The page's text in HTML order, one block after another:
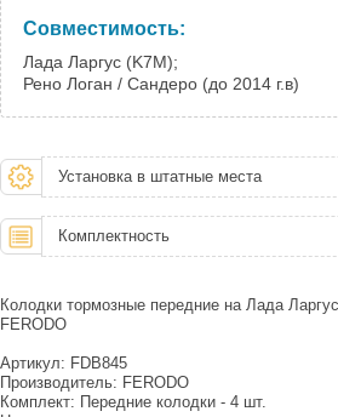
Совместимость:
Лада Ларгус (K7M);
Рено Логан / Сандеро (до 2014 г.в)
Установка в штатные места
Комплектность
Колодки тормозные передние на Лада
FERODO
Артикул: FDB845
Производитель: FERODO
Комплект: Передние колодки - 4 шт.